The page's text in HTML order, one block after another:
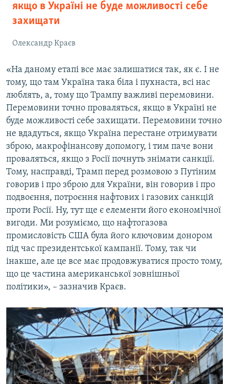
якщо в Україні не буде можливості себе
захищати
Олександр Краєв
«На даному етапі все має залишатися так, як є. І не
тому, що там Україна така біла і пухнаста, всі нас
люблять, а, тому що Трампу важливі перемовини.
Перемовини точно проваляться, якщо в Україні не
буде можливості себе захищати. Перемовини точно
не вдадуться, якщо Україна перестане отримувати
зброю, макрофінансову допомогу, і тим паче вони
проваляться, якщо з Росії почнуть знімати санкції.
Тому, насправді, Трамп перед розмовою з Путіним
говорив і про зброю для України, він говорив і про
подвоєння, потроєння нафтових і газових санкцій
проти Росії. Ну, тут ще є елементи його економічної
вигоди. Ми розуміємо, що нафтогазова
промисловість США була його ключовим донором
під час президентської кампанії. Тому, так чи
інакше, але це все має продовжуватися просто тому,
що це частина американської зовнішньої
політики», – зазначив Краєв.